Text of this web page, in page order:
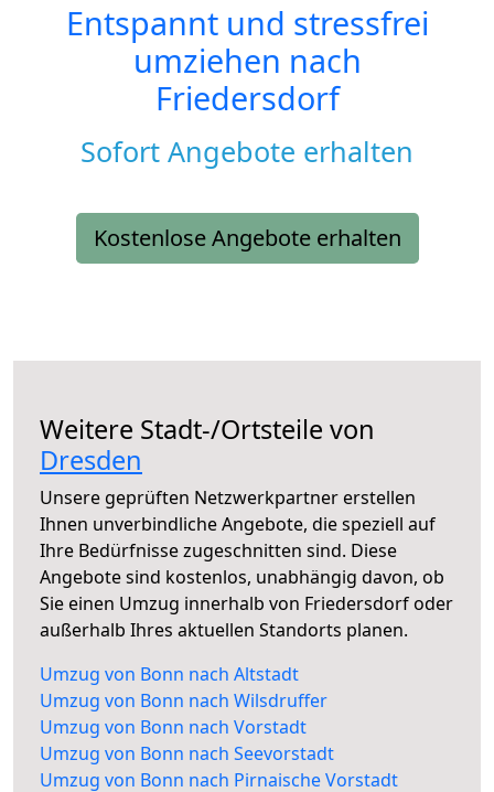
Entspannt und stressfrei
umziehen nach
Friedersdorf
Sofort Angebote erhalten
Kostenlose Angebote erhalten
Weitere Stadt-/Ortsteile von
Dresden
Unsere geprüften Netzwerkpartner erstellen
Ihnen unverbindliche Angebote, die speziell auf
Ihre Bedürfnisse zugeschnitten sind. Diese
Angebote sind kostenlos, unabhängig davon, ob
Sie einen Umzug innerhalb von Friedersdorf oder
außerhalb Ihres aktuellen Standorts planen.
Umzug von Bonn nach Altstadt
Umzug von Bonn nach Wilsdruffer
Umzug von Bonn nach Vorstadt
Umzug von Bonn nach Seevorstadt
Umzug von Bonn nach Pirnaische Vorstadt